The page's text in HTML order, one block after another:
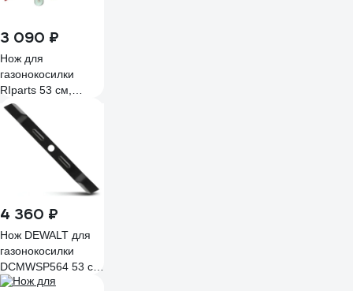
3 090 ₽
Нож для
газонокосилки
RIparts 53 см,
изогнутый,
универсальный
UBB-21-530
4 360 ₽
Нож DEWALT для
газонокосилки
DCMWSP564 53 см
DT20682-QZ